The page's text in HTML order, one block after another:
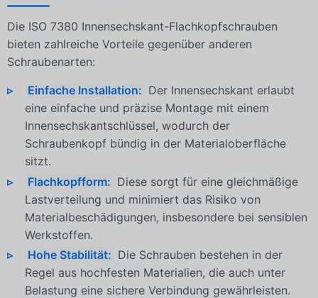
Die ISO 7380 Innensechskant-Flachkopfschrauben
bieten zahlreiche Vorteile gegenüber anderen
Schraubenarten:
Einfache Installation: Der Innensechskant erlaubt
eine einfache und präzise Montage mit einem
Innensechskantschlüssel, wodurch der
Schraubenkopf bündig in der Materialoberfläche
sitzt.
Flachkopfform: Diese sorgt für eine gleichmäßige
Lastverteilung und minimiert das Risiko von
Materialbeschädigungen, insbesondere bei sensiblen
Werkstoffen.
Hohe Stabilität: Die Schrauben bestehen in der
Regel aus hochfesten Materialien, die auch unter
Belastung eine sichere Verbindung gewährleisten.